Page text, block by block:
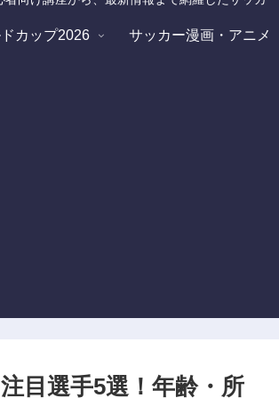
カップ2026 サッカー漫画・アニメ
目選手5選！年齢・所